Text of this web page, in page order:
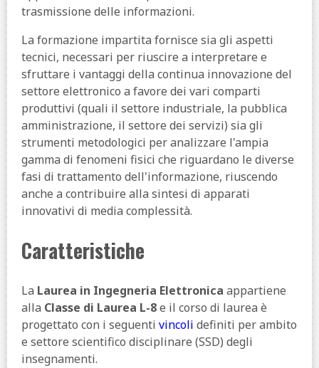
trasmissione delle informazioni.
La formazione impartita fornisce sia gli aspetti
tecnici, necessari per riuscire a interpretare e
sfruttare i vantaggi della continua innovazione del
settore elettronico a favore dei vari comparti
produttivi (quali il settore industriale, la pubblica
amministrazione, il settore dei servizi) sia gli
strumenti metodologici per analizzare l'ampia
gamma di fenomeni fisici che riguardano le diverse
fasi di trattamento dell'informazione, riuscendo
anche a contribuire alla sintesi di apparati
innovativi di media complessità.
Caratteristiche
La Laurea in Ingegneria Elettronica appartiene
alla Classe di Laurea L-8e il corso di laurea è
progettato con i seguenti vincoli definiti per ambito
e settore scientifico disciplinare (SSD) degli
insegnamenti.